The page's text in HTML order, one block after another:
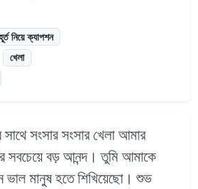
নিয়ে ক্যাপশন
খেলা
সংসার সংসার খেলা আমার
সবচেয়ে বড় আনন্দ। তুমি আমাকে
মানুষ হতে শিখিয়েছো। শুভ